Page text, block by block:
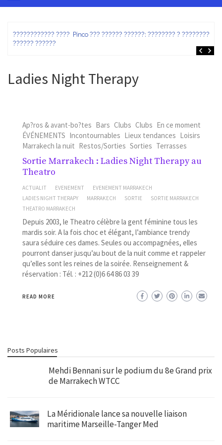
???????????? ???? Pinco ??? ?????? ??????: ???????? ? ???????? ?
?????? ??????
Ladies Night Therapy
Ap?ros & avant-bo?tes Bars Clubs Clubs En ce moment
ÉVÉNEMENTS Incontournables Lieux tendances Loisirs
Marrakech la nuit Restos/Sorties Sorties Terrasses
Sortie Marrakech : Ladies Night Therapy au
Theatro
ACTUALIT EVENEMENT
EVENEMENT MARRAKECH
LADIES NIGHT THERAPY
MARRAKECH SORTIE
SORTIE MARRAKECH
THEATRO MARRAKECH
Depuis 2003, le Theatro célèbre la gent féminine tous les
mardis soir. A la fois choc et élégant, l’ambiance trendy
saura séduire ces dames. Seules ou accompagnées, elles
pourront danser jusqu’au bout de la nuit comme et rappeler
qu’elles sont les reines de la soirée. Renseignement &
réservation : Tél. : +212 (0)6 64 86 03 39
READ MORE
Posts Populaires
Mehdi Bennani sur le podium du 8e Grand prix
de Marrakech WTCC
La Méridionale lance sa nouvelle liaison
maritime Marseille-Tanger Med